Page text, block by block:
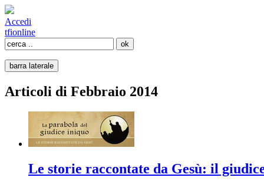
Accedi
tfionline
barra laterale
Articoli di Febbraio 2014
Le storie raccontate da Gesù: il